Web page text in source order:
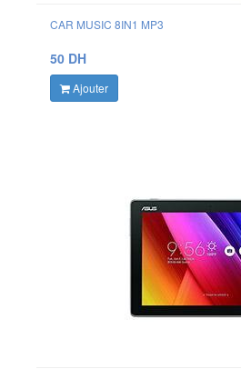
CAR MUSIC 8IN1 MP3
50 DH
Ajouter